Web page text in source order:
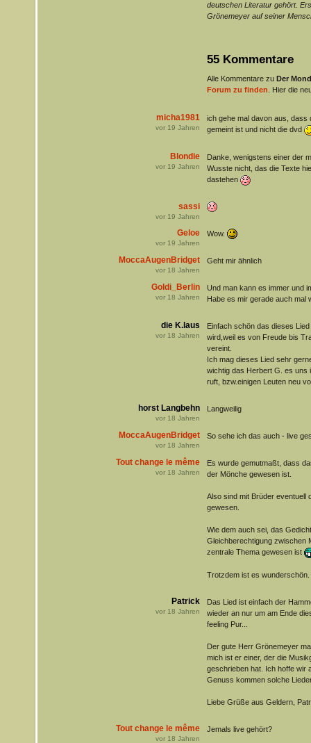
deutschen Literatur gehört.
Grönemeyer auf seiner
55 Kommentare
Alle Kommentare zu Der
Forum zu finden . Hier die
micha1981
vor 19 Jahren
ich gehe mal davon aus, dass
gemeint ist und nicht die dvd
Blondie
vor 19 Jahren
Danke, wenigstens einer der
Wusste nicht, das die Texte
dastehen
sassi
vor 19 Jahren
Geloe
vor 19 Jahren
Wow.
MoccaAugenBridget
vor 18 Jahren
Geht mir ähnlich
Goldi_Berlin
vor 18 Jahren
Und man kann es immer und
Habe es mir gerade auch mal
die K.laus
vor 18 Jahren
Einfach schön das dieses
wird,weil es von Freude bis
vereint.
Ich mag dieses Lied sehr
wichtig das Herbert G. es uns
ruft, bzw.einigen Leuten neu
horst Langbehn
vor 18 Jahren
Langweilig
MoccaAugenBridget
vor 18 Jahren
So sehe ich das auch - live
Tout change le même
vor 18 Jahren
Es wurde gemutmaßt, dass
der Mönche gewesen ist.
Also sind mit Brüder eventuell
gewesen.
Wie dem auch sei, das
Gleichberechtigung zwischen
zentrale Thema gewesen ist
Trotzdem ist es wunderschön.
Patrick
vor 18 Jahren
Das Lied ist einfach der
wieder an nur um am Ende
feeling Pur...
Der gute Herr Grönemeyer
mich ist er einer, der die
geschrieben hat. Ich hoffe wir
Genuss kommen solche
Liebe Grüße aus Geldern,
Tout change le même
vor 18 Jahren
Jemals live gehört?